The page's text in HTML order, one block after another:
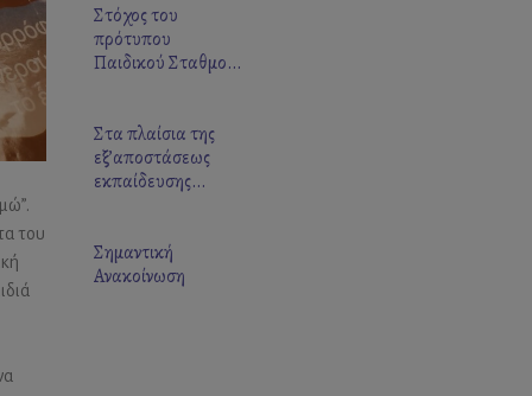
του
Στόχος του
πρότυπου
Παιδικού Σταθμού
Στα πλαίσια της
εξ’αποστάσεως
εκπαίδευσης
Σημαντική
Ανακοίνωση